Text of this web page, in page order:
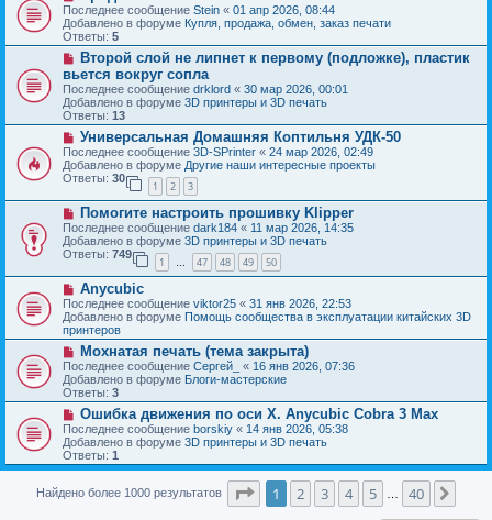
б
щ
е
н
е
о
в
о
е
о
о
б
щ
е
н
и
е
Последнее сообщение Stein « 01 апр 2026, 08:44
Добавлено в форуме Купля, продажа, обмен, заказ печати
Ответы: 5
Н
в
о
е
с
о
о
б
щ
н
е
Второй слой не липнет к первому (подложке), пластик
вьется вокруг сопла
Последнее сообщение drklord « 30 мар 2026, 00:01
Добавлено в форуме 3D принтеры и 3D печать
Ответы: 13
Н
о
в
о
с
о
б
щ
н
и
е
Универсальная Домашняя Коптильня УДК-50
Последнее сообщение 3D-SPrinter « 24 мар 2026, 02:49
Добавлено в форуме Другие наши интересные проекты
Ответы: 30
1 2 3
Н
о
в
о
е
с
о
о
б
щ
е
н
и
е
Помогите настроить прошивку Klipper
Последнее сообщение dark184 « 11 мар 2026, 14:35
Добавлено в форуме 3D принтеры и 3D печать
Ответы: 749
1 … 47 48 49 50
Н
о
в
о
е
о
о
б
щ
е
н
и
е
Anycubic
Последнее сообщение viktor25 « 31 янв 2026, 22:53
Добавлено в форуме Помощь сообщества в эксплуатации китайских 3D
принтеров
Н
о
в
о
е
с
о
о
б
щ
н
Мохнатая печать (тема закрыта)
Последнее сообщение Сергей_ « 16 янв 2026, 07:36
Добавлено в форуме Блоги-мастерские
Ответы: 3
Н
о
в
о
е
о
Ошибка движения по оси Х. Anycubic Cobra 3 Max
Последнее сообщение borskiy « 14 янв 2026, 05:38
Добавлено в форуме 3D принтеры и 3D печать
Ответы: 1
Найдено более 1000 результатов Страница1 из
1 2 3 4 5 40